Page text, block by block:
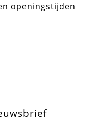
openingstijden